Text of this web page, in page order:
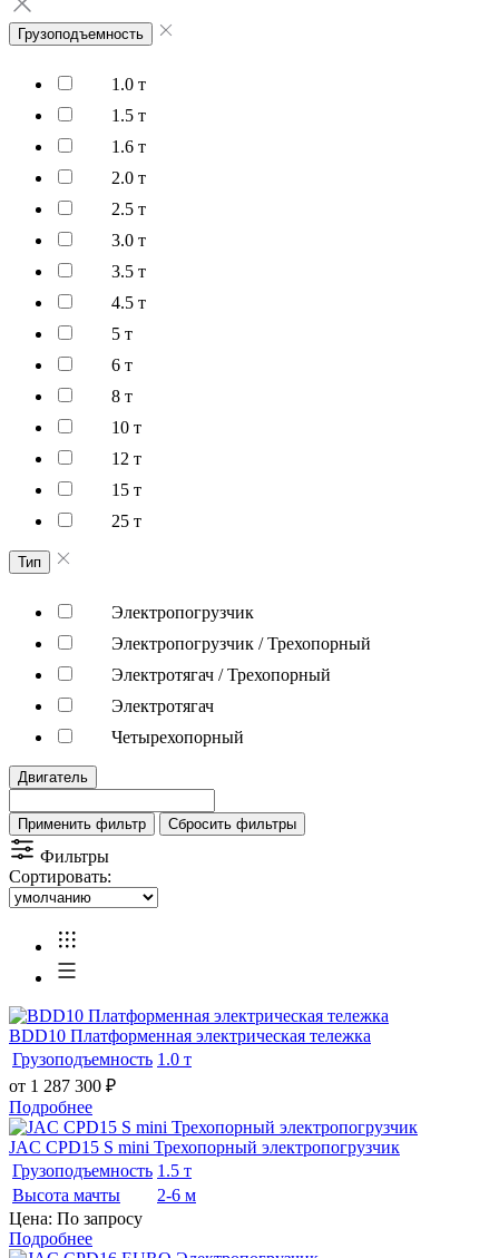
Грузоподъемность
1.0 т
1.5 т
1.6 т
2.0 т
2.5 т
3.0 т
3.5 т
4.5 т
5 т
6 т
8 т
10 т
12 т
15 т
25 т
Тип
Электропогрузчик
Электропогрузчик / Трехопорный
Электротягач / Трехопорный
Электротягач
Четырехопорный
Двигатель
Применить фильтр Сбросить фильтры
Фильтры
Сортировать:
BDD10 Платформенная электрическая тележка
Грузоподъемность 1.0 т
от 1 287 300 ₽
Подробнее
JAC CPD15 S mini Трехопорный электропогрузчик
Грузоподъемность 1.5 т
Высота мачты
2-6 м
Цена: По запросу
Подробнее